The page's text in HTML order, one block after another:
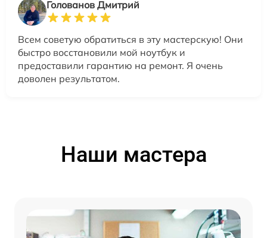
Голованов Дмитрий
Всем советую обратиться в эту мастерскую! Они
быстро восстановили мой ноутбук и
предоставили гарантию на ремонт. Я очень
доволен результатом.
Наши мастера